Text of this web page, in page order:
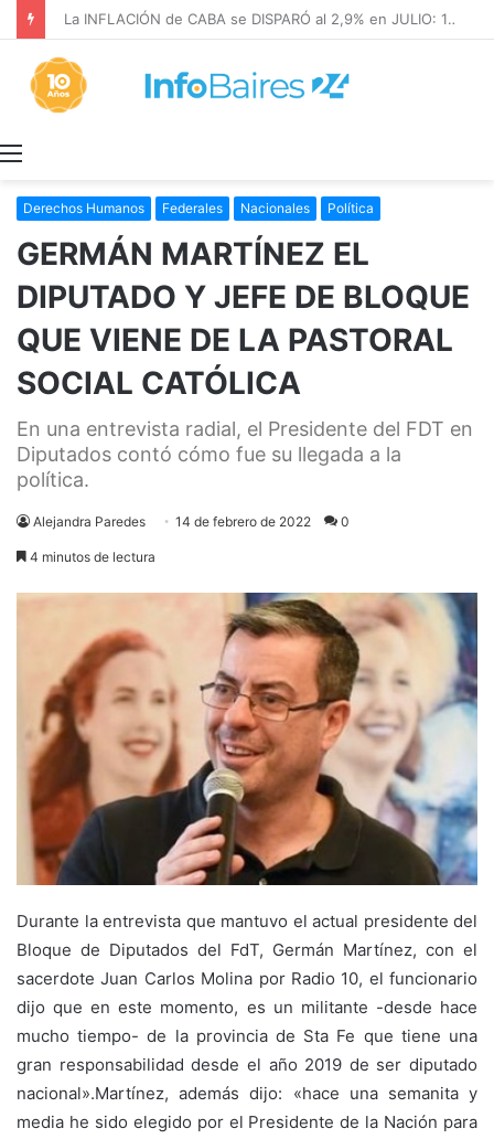
La INFLACIÓN de CABA se DISPARÓ al 2,9% en JULIO: 19,4% en 2026
Derechos Humanos Federales Nacionales Política
GERMÁN MARTÍNEZ EL
DIPUTADO Y JEFE DE BLOQUE
QUE VIENE DE LA PASTORAL
SOCIAL CATÓLICA
En una entrevista radial, el Presidente del FDT en
Diputados contó cómo fue su llegada a la
política.
Alejandra Paredes 14 de febrero de 2022 0
4 minutos de lectura
Durante la entrevista que mantuvo el actual presidente del
Bloque de Diputados del FdT, Germán Martínez, con el
sacerdote Juan Carlos Molina por Radio 10, el funcionario
dijo que en este momento, es un militante -desde hace
mucho tiempo- de la provincia de Sta Fe que tiene una
gran responsabilidad desde el año 2019 de ser diputado
nacional».Martínez, además dijo: «hace una semanita y
media he sido elegido por el Presidente de la Nación para